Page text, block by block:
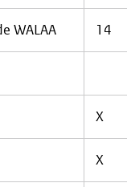
WALAA 14
X
X